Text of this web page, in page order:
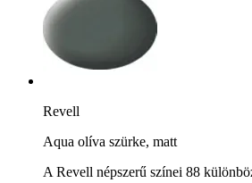
Revell
Aqua olíva szürke, matt
A Revell népszerű színei 88